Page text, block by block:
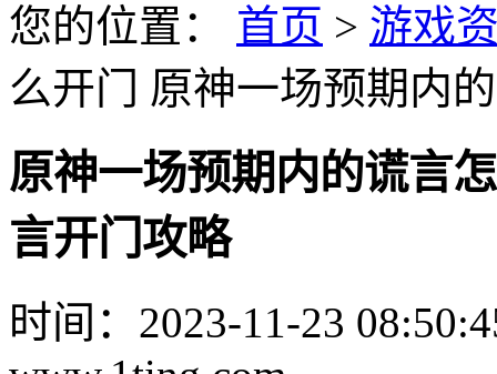
您的位置： 首页 > 游戏
么开门 原神一场预期内
原神一场预期内的谎言
言开门攻略
时间：2023-11-23